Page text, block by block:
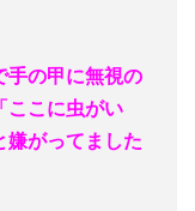
手の甲に無視の
ここに虫がい
嫌がってました